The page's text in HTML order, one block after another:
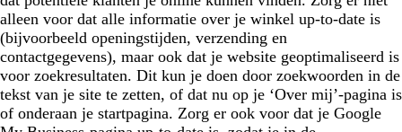
alleen voor dat alle informatie over je winkel up-to-date is
(bijvoorbeeld openingstijden, verzending en
contactgegevens), maar ook dat je website geoptimaliseerd is
voor zoekresultaten. Dit kun je doen door zoekwoorden in de
tekst van je site te zetten, of dat nu op je ‘Over mij’-pagina is
of onderaan je startpagina. Zorg er ook voor dat je Google